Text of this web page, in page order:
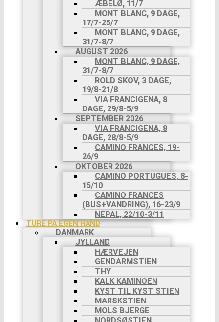
ÆBELØ, 11/7
MONT BLANC, 9 DAGE,
17/7-25/7
MONT BLANC, 9 DAGE,
31/7-8/7
AUGUST 2026
MONT BLANC, 9 DAGE,
31/7-8/7
ROLD SKOV, 3 DAGE,
19/8-21/8
VIA FRANCIGENA, 8
DAGE, 29/8-5/9
SEPTEMBER 2026
VIA FRANCIGENA, 8
DAGE, 28/8-5/9
CAMINO FRANCES, 19-
26/9
OKTOBER 2026
CAMINO PORTUGUES, 8-
15/10
CAMINO FRANCES
(BUS+VANDRING), 16-23/9
NEPAL, 22/10-3/11
TURE PÅ EGEN HÅND
DANMARK
JYLLAND
HÆRVEJEN
GENDARMSTIEN
THY
KALK KAMINOEN
KYST TIL KYST STIEN
MARSKSTIEN
MOLS BJERGE